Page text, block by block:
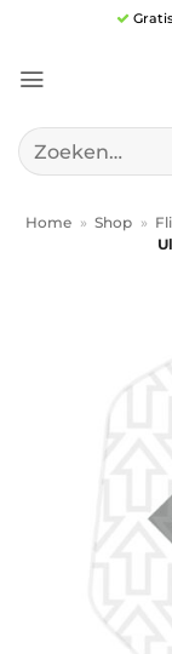
inhoud
Zoeken
naar:
Home » Shop »